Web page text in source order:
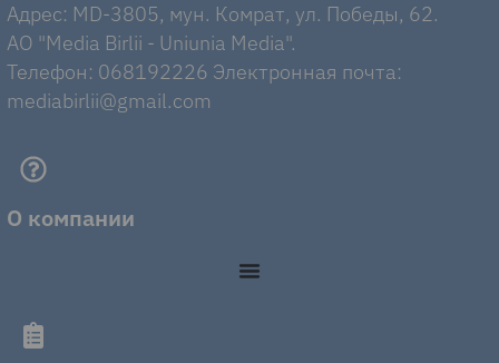
Адрес: MD-3805, мун. Комрат, ул. Победы, 62.
AO "Media Birlii - Uniunia Media".
Телефон: 068192226 Электронная почта:
mediabirlii@gmail.com
О компании